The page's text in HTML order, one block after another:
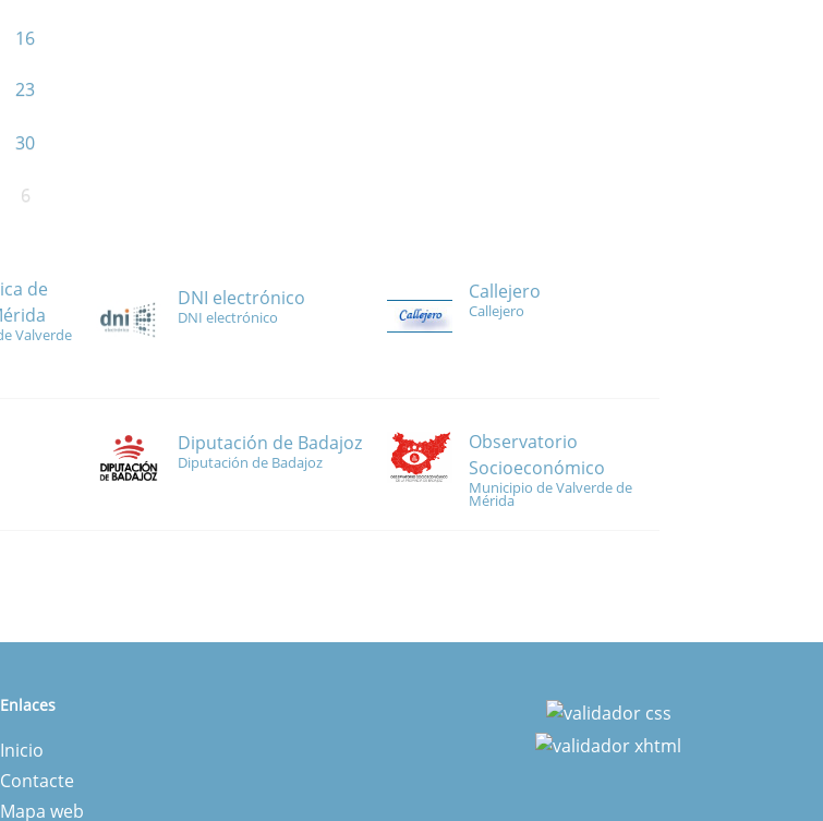
16
23
30
6
de
Valverde
DNI electrónico
DNI electrónico
Callejero
Callejero
Diputación de Badajoz
Diputación de Badajoz
Observatorio
Socioeconómico
Municipio de Valverde de
Mérida
Enlaces
Inicio
Contacte
Mapa web